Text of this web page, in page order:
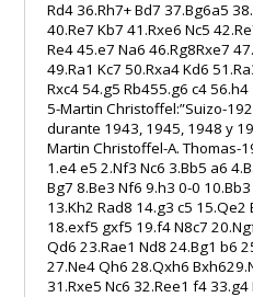
Rd4 36.Rh7+ Bd7 37.Bg6a5
40.Re7 Kb7 41.Rxe6 Nc5
Re4 45.e7 Na6 46.Rg8Rxe7
49.Ra1 Kc7 50.Rxa4 Kd6
Rxc4 54.g5 Rb455.g6 c4 56.h4
5-Martin Christoffel:”Suizo-
durante 1943, 1945, 1948 y
Martin Christoffel-A. Thomas-
1.e4 e5 2.Nf3 Nc6 3.Bb5 a6
Bg7 8.Be3 Nf6 9.h3 0-0
13.Kh2 Rad8 14.g3 c5 15.Qe2
18.exf5 gxf5 19.f4 N8c7
Qd6 23.Rae1 Nd8 24.Bg1 b6
27.Ne4 Qh6 28.Qxh6
31.Rxe5 Nc6 32.Ree1 f4